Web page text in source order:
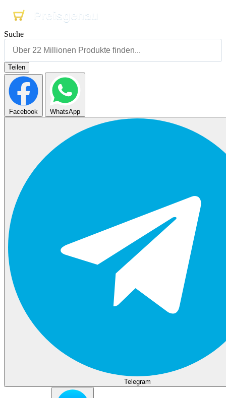
Preisgenau
Preisgenau
Preisgenau
Suche
Teilen
Facebook WhatsApp
Telegram